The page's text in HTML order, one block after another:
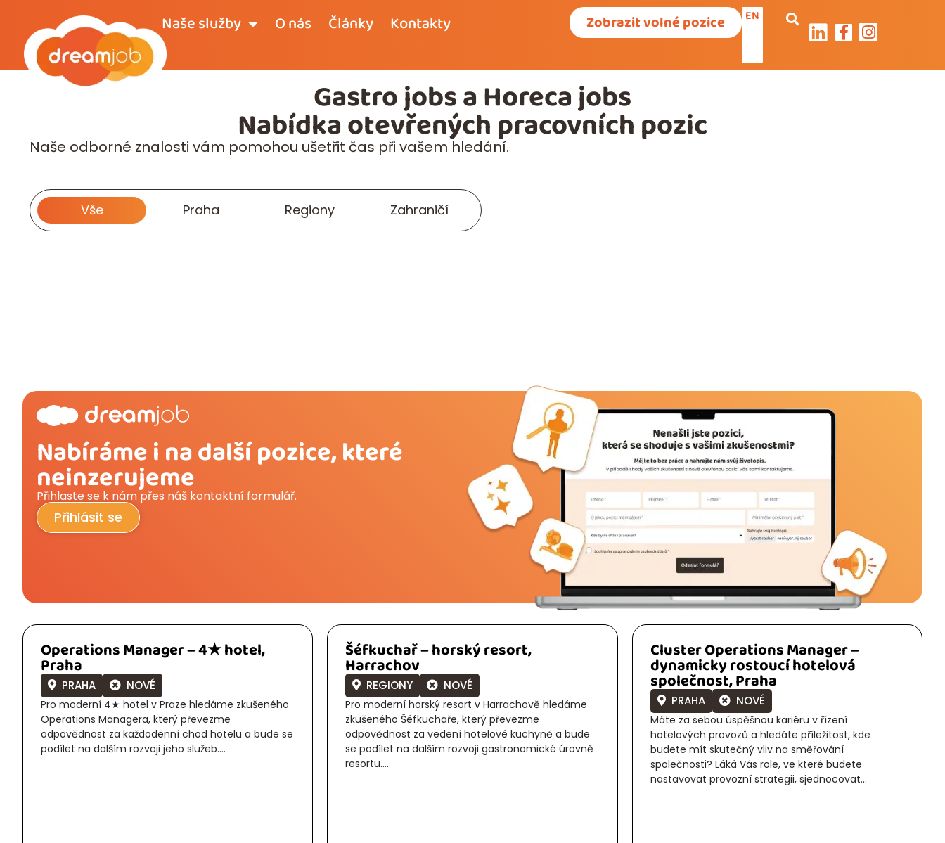
Naše služby O nás Články Kontakty Zobrazit volné pozice EN
Gastro jobs a Horeca jobs
Nabídka otevřených pracovních pozic
Naše odborné znalosti vám pomohou ušetřit čas při vašem hledání.
Vše Praha Regiony Zahraničí
Nabíráme i na další pozice, které
neinzerujeme
Přihlaste se k nám přes náš kontaktní formulář.
Přihlásit se
Operations Manager – 4★ hotel,
Praha
PRAHA NOVÉ
Pro moderní 4★ hotel v Praze hledáme zkušeného
Operations Managera, který převezme
odpovědnost za každodenní chod hotelu a bude se
podílet na dalším rozvoji jeho služeb....
Šéfkuchař – horský resort,
Harrachov
REGIONY NOVÉ
Pro moderní horský resort v Harrachově hledáme
zkušeného Šéfkuchaře, který převezme
odpovědnost za vedení hotelové kuchyně a bude
se podílet na dalším rozvoji gastronomické úrovně
resortu....
Cluster Operations Manager –
dynamicky rostoucí hotelová
společnost, Praha
PRAHA NOVÉ
Máte za sebou úspěšnou kariéru v řízení
hotelových provozů a hledáte příležitost, kde
budete mít skutečný vliv na směřování
společnosti? Láká Vás role, ve které budete
nastavovat provozní strategii, sjednocovat...